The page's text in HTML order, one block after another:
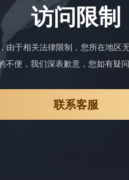
访问限制
由于相关法律限制，您所在地区
不便，我们深表歉意，您如有疑问
联系客服